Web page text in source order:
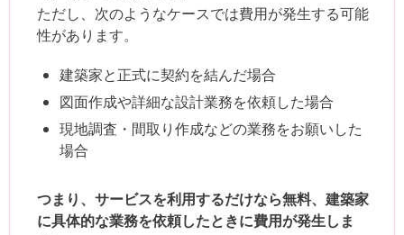
ただし、次のようなケースでは費用が発生する可能
性があります。
建築家と正式に契約を結んだ場合
図面作成や詳細な設計業務を依頼した場合
現地調査・間取り作成などの業務をお願いした
場合
つまり、サービスを利用するだけなら無料、建築家
に具体的な業務を依頼したときに費用が発生しま